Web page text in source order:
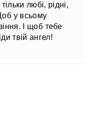
любі, рідні,
у всьому
І щоб тебе
твій ангел!